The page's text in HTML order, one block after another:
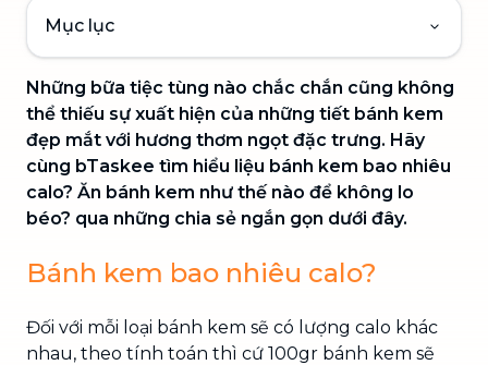
Mục lục
Những bữa tiệc tùng nào chắc chắn cũng không
thể thiếu sự xuất hiện của những tiết bánh kem
đẹp mắt với hương thơm ngọt đặc trưng. Hãy
cùng bTaskee tìm hiểu liệu bánh kem bao nhiêu
calo? Ăn bánh kem như thế nào để không lo
béo? qua những chia sẻ ngắn gọn dưới đây.
Bánh kem bao nhiêu calo?
Đối với mỗi loại bánh kem sẽ có lượng calo khác
nhau, theo tính toán thì cứ 100gr bánh kem sẽ